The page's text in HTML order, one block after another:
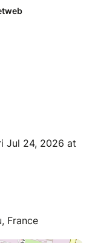
Jul 24, 2026 at
France